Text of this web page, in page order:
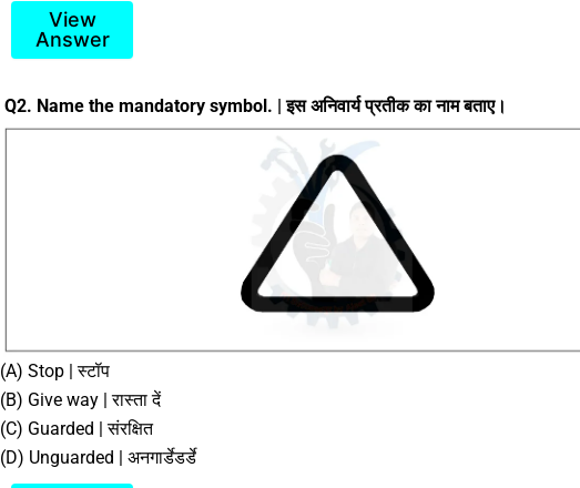
View
Answer
Q2. Name the mandatory symbol. | इस अनिवार्य प्रतीक का नाम बताए।
(A) Stop | स्टॉप
(B) Give way | रास्ता दें
(C) Guarded | संरक्षित
(D) Unguarded | अनगार्डेडर्डे